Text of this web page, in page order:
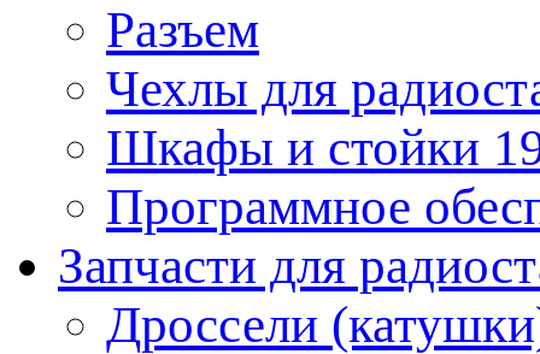
Разъем
Чехлы для
Шкафы и стойки
Программное
Запчасти для
Дроссели